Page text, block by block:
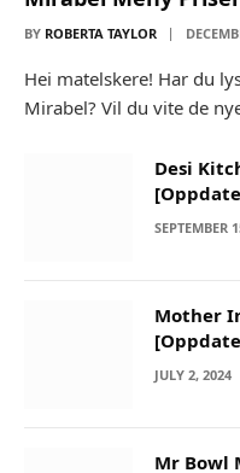
BY ROBERTA TAYLOR
Hei matelskere! Har du
Mirabel? Vil du vite de
Desi
SEPTEMBER
Mother
JULY 2, 2024
Mr Bowl